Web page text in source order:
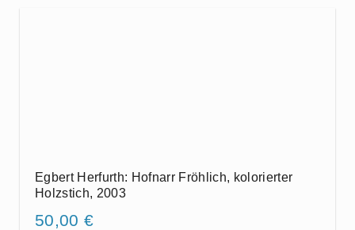
Egbert Herfurth: Hofnarr Fröhlich, kolorierter
Holzstich, 2003
50,00 €